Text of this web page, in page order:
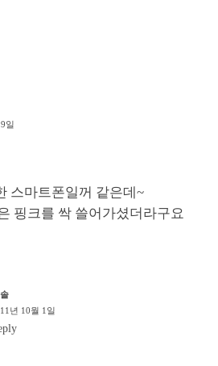
일
스마트폰일꺼 같은데~
핑크를 싹 쓸어가셨더라구요
년 10월 1일